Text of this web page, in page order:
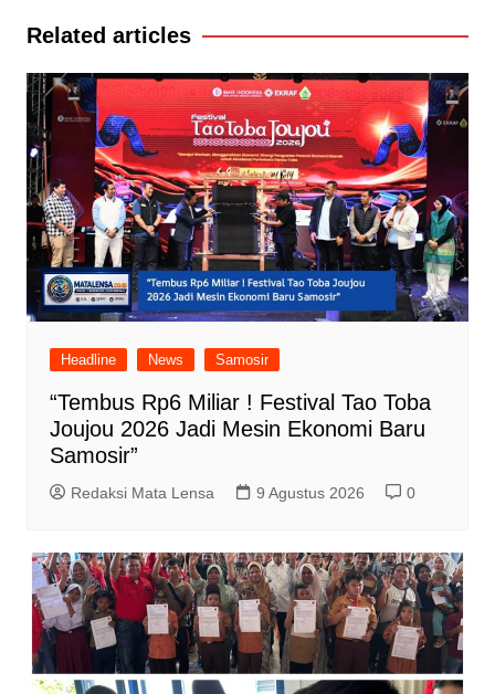
Related articles
Headline News Samosir
“Tembus Rp6 Miliar ! Festival Tao Toba
Joujou 2026 Jadi Mesin Ekonomi Baru
Samosir”
Redaksi Mata Lensa 9 Agustus 2026 0